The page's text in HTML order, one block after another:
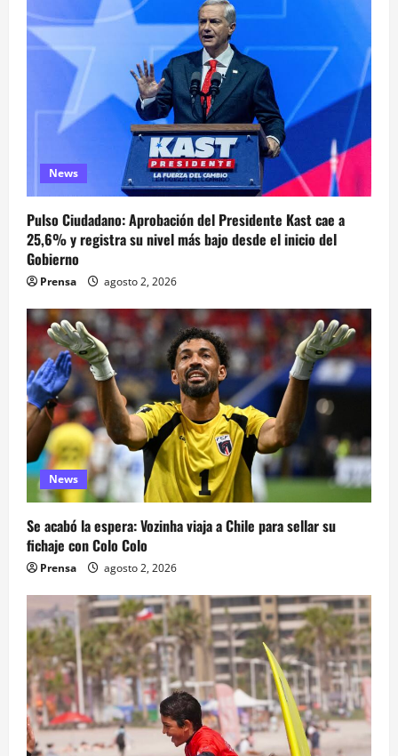
News
Pulso Ciudadano: Aprobación del Presidente Kast cae a
25,6% y registra su nivel más bajo desde el inicio del
Gobierno
Prensa agosto 2, 2026
News
Se acabó la espera: Vozinha viaja a Chile para sellar su
fichaje con Colo Colo
Prensa agosto 2, 2026